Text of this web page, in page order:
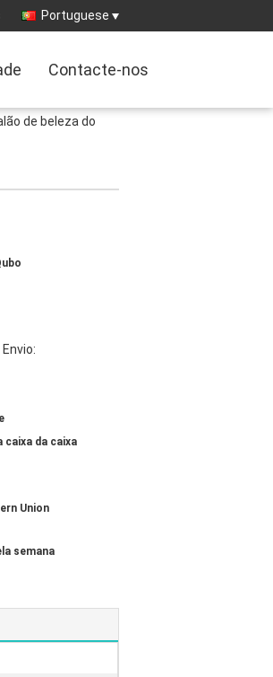
Portuguese
Contacte-nos
de beleza do
caixa da caixa
Union
semana